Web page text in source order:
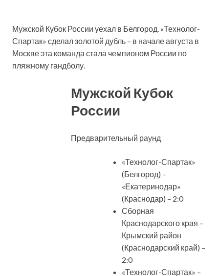
Мужской Кубок России уехал в Белгород. «Технолог-
Спартак» сделал золотой дубль – в начале августа в
Москве эта команда стала чемпионом России по
пляжному гандболу.
Мужской Кубок
России
Предварительный раунд
«Технолог-Спартак»
(Белгород) –
«Екатеринодар»
(Краснодар) – 2:0
Сборная
Краснодарского края –
Крымский район
(Краснодарский край) –
2:0
«Технолог-Спартак» –